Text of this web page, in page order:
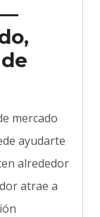
—
mercado
ayudarte
alrededor
atrae a